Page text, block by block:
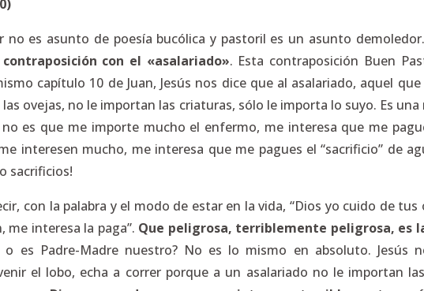
no es asunto de poesía bucólica y pastoril es un asunto
con el «asalariado». Esta contraposición Buen
capítulo 10 de Juan, Jesús nos dice que al asalariado, aquel
ovejas, no le importan las criaturas, sólo le importa lo suyo. Es
es que me importe mucho el enfermo, me interesa que me
interesen mucho, me interesa que me pagues el “sacrificio” de
sacrificios!
con la palabra y el modo de estar en la vida, “Dios yo cuido de
interesa la paga”. Que peligrosa, terriblemente peligrosa, es
o es Padre-Madre nuestro? No es lo mismo en absoluto. Jesús
el lobo, echa a correr porque a un asalariado no le importan las